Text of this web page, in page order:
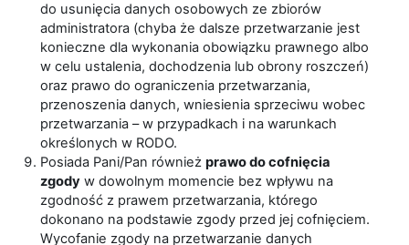
do usunięcia danych osobowych ze zbiorów
administratora (chyba że dalsze przetwarzanie jest
konieczne dla wykonania obowiązku prawnego albo
w celu ustalenia, dochodzenia lub obrony roszczeń)
oraz prawo do ograniczenia przetwarzania,
przenoszenia danych, wniesienia sprzeciwu wobec
przetwarzania – w przypadkach i na warunkach
określonych w RODO.
Posiada Pani/Pan równieżprawo do cofnięcia
zgody w dowolnym momencie bez wpływu na
zgodność z prawem przetwarzania, którego
dokonano na podstawie zgody przed jej cofnięciem.
Wycofanie zgody na przetwarzanie danych